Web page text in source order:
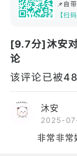
📌自
【扫
[9.7分]沐安
论
该评论已被
沐安
2025-
非常非常